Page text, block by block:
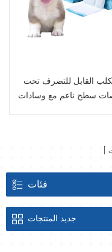
القابل للتصرف تحت
سطح ناعم مع وسادات
فئات
جديد المنتجات